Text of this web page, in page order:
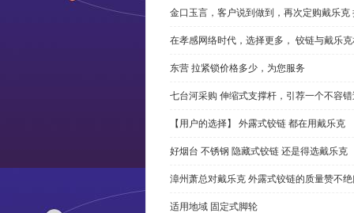
金口玉言，客户说到做到，再次定购戴乐克
在孝感网络时代，选择更多， 铰链与戴乐
东营 拉紧锁价格多少，为您服务
七台河采购 伸缩式支撑杆，引荐一个不容
【用户的选择】 外露式铰链 都在用戴乐克
好烟台 不锈钢 隐藏式铰链 还是得选戴乐克
漳州萧总对戴乐克 外露式铰链的质量赞不
适用地域 固定式脚轮